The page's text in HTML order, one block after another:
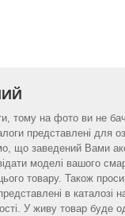
тому на фото ви не
представлені для
що заведений Вами
моделі вашого
товару. Також
в каталозі
У живу товар буде